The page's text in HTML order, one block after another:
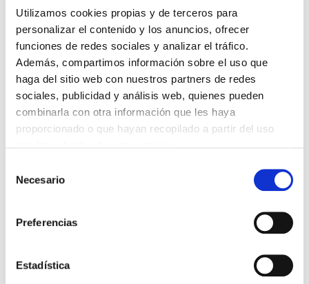
Utilizamos cookies propias y de terceros para
personalizar el contenido y los anuncios, ofrecer
funciones de redes sociales y analizar el tráfico.
Además, compartimos información sobre el uso que
haga del sitio web con nuestros partners de redes
sociales, publicidad y análisis web, quienes pueden
combinarla con otra información que les haya
proporcionado o que hayan recopilado a partir del uso
Necesario
Preferencias
Estadística
AL PACTO DE ESTADO FRENTE A LA EMERGENCIA CLIMÁTICA
03/08/2026
PREMIOS DE LA REAL ACADEMIA DE MEDICINA DE GALICIA
31/07/2026
CARTA DEL PRESIDENTE DE MUTUAL MÉDICA SOBRE LA
REFORMA DE LAS MUTUALIDADES ALTERNATIVAS Y LA
PASARELA AL RETA
28/07/2026
EL COLEGIO MÉDICO DE OURENSE CONVOCA EL I CERTAMEN
22/07/2026
13/07/2026
CONDICIONES DE LOS MÉDICOS QUE ATIENDEN A
MUTUALISTAS